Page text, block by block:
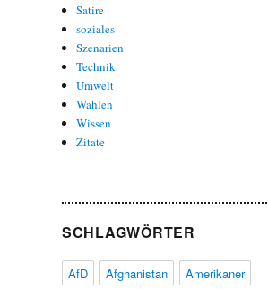
Satire
soziales
Szenarien
Technik
Umwelt
Wahlen
Wissen
Zitate
SCHLAGWÖRTER
AfD Afghanistan
Amerikaner